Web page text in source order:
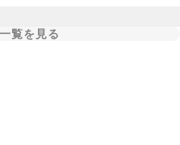
覧を見る